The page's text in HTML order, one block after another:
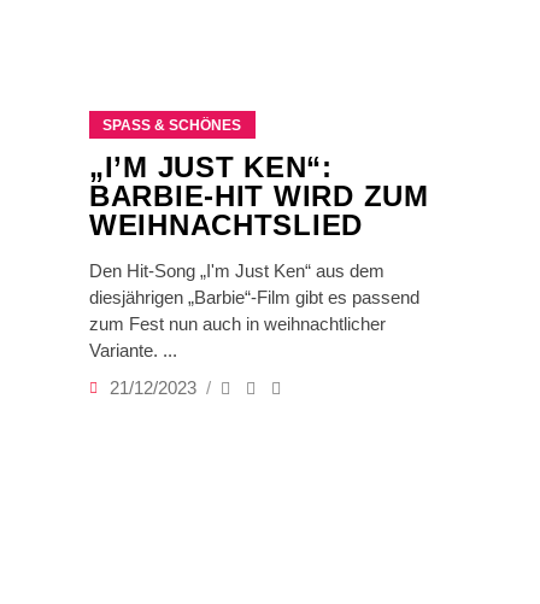
SPASS & SCHÖNES
„I’M JUST KEN“:
BARBIE-HIT WIRD ZUM
WEIHNACHTSLIED
Den Hit-Song „I'm Just Ken“ aus dem
diesjährigen „Barbie“-Film gibt es passend
zum Fest nun auch in weihnachtlicher
Variante.
21/12/2023